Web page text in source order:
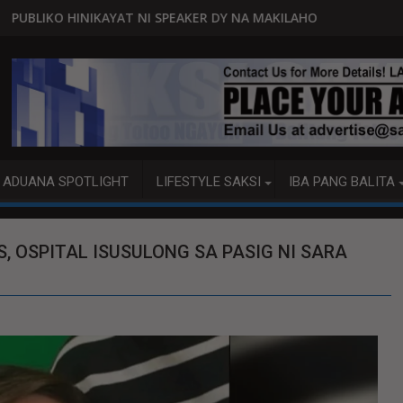
DY NA MAKILAHOK SA PAGBUO NG MGA BATAS
MALACAÑANG PINAAARAL NA
ADUANA SPOTLIGHT LIFESTYLE SAKSI IBA PANG BALITA
OSPITAL ISUSULONG SA PASIG NI SARA